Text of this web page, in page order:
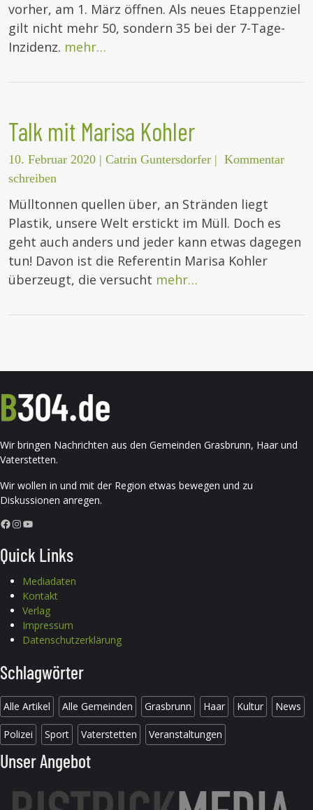
vorher, am 1. März öffnen. Als neues Etappenziel
gilt nicht mehr 50, sondern 35 bei der 7-Tage-
Inzidenz. mehr…
Talk mit Marisa Kohler
10. Februar 2020 | Catrin Guntersdorfer | Kommentar
schreiben
Mülltonnen quellen über, an Stränden liegt
Plastik, unsere Welt erstickt im Müll. Doch es
geht auch anders und jeder kann etwas dagegen
tun! Davon ist die Referentin Marisa Kohler
überzeugt, die versucht mehr…
Wir bringen Nachrichten aus den Gemeinden Grasbrunn, Haar und
Vaterstetten.
Wir wollen in und mit der Region etwas bewegen und zu
Diskussionen anregen.
Facebook InstagramYouTube
Quick Links
Mediadaten
Kontakt
Verlag
Impressum
Datenschutzerklärung
Schlagwörter
Alle Artikel Alle Gemeinden Grasbrunn Haar Kultur News
Polizei Sport Vaterstetten Veranstaltungen
Unser Angebot